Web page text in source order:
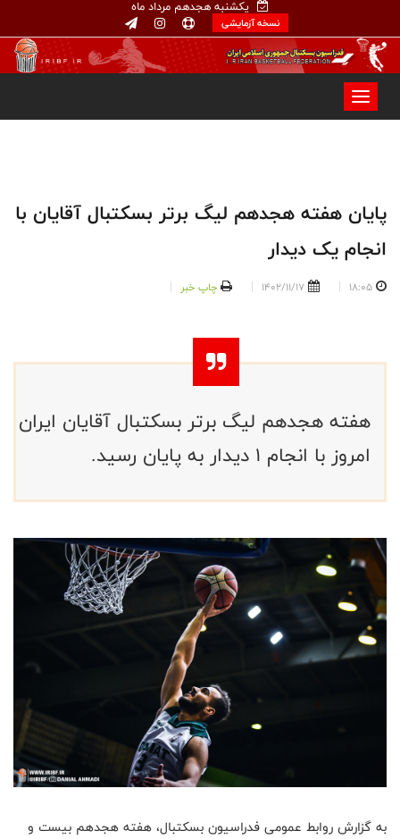
یکشنبه هجدهم مرداد ماه
نسخه آزمایشی
پایان هفته هجدهم لیگ برتر بسکتبال آقایان با
انجام یک دیدار
18:05
1402/11/17 چاپ خبر
هفته هجدهم لیگ برتر بسکتبال آقایان ایران
امروز با انجام ۱ دیدار به پایان رسید.
به گزارش روابط عمومی فدراسیون بسکتبال، هفته هجدهم بیست و